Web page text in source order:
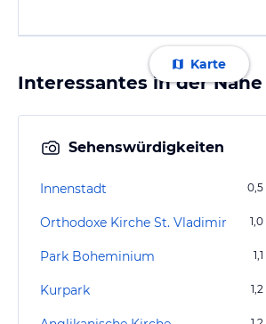
Karte
Interessantes in der Nähe
Sehenswürdigkeiten
Innenstadt 0,5
Orthodoxe Kirche St. Vladimir 1,0
Park Boheminium 1,1
Kurpark 1,2